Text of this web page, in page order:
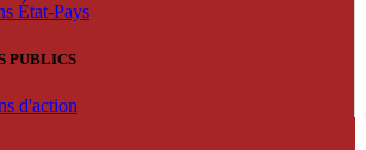
État-Pays
PUBLICS
d'action